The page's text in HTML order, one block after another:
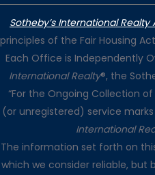
Sotheby’s International Realty
principles of the Fair Housing
Each Office is Independently
International Realty®, the
“For the Ongoing Collection of
(or unregistered) service
International
The information set forth on
which we consider reliable, but